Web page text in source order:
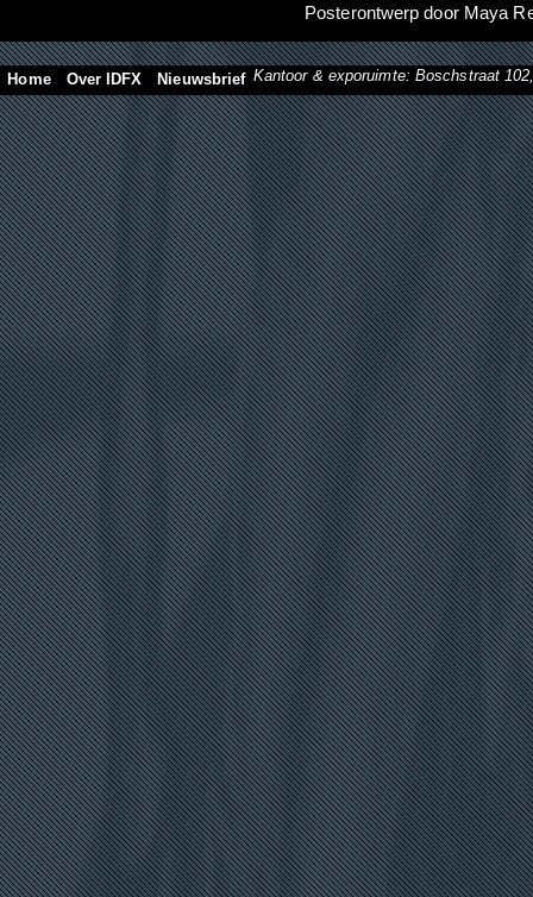
Posterontwerp door Maya
Home Over IDFX Nieuwsbrief Kantoor & exporuimte: Boschstraat